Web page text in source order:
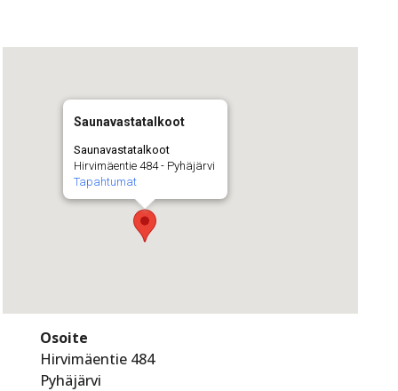
Saunavastatalkoot
Saunavastatalkoot
Hirvimäentie 484 - Pyhäjärvi
Tapahtumat
Osoite
Hirvimäentie 484
Pyhäjärvi